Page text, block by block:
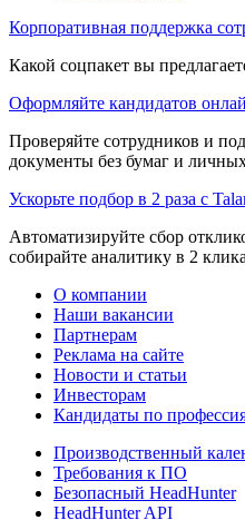
Корпоративная поддержка
Какой соцпакет вы
Оформляйте кандидатов
Проверяйте сотрудников и
документы без бумаг и
Ускорьте подбор в 2 раза с
Автоматизируйте сбор
собирайте аналитику в 2 клика
О компании
Наши вакансии
Партнерам
Реклама на сайте
Новости и статьи
Инвесторам
Кандидаты по
Производственный
Требования к ПО
Безопасный HeadHunter
HeadHunter API